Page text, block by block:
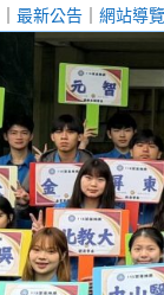
｜ 最新公告 ｜ 網站導覽